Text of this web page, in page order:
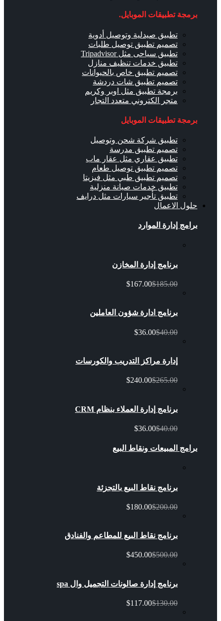
برمجة تطبيقات الموبايل.
تطبيق صيدلية وتوصيل أدوية
تصميم تطبيق توصيل طلبات
تطبيق سياحى مثل Tripadvisor
تطبيق خدمات تنظيف منازل
تصميم تطبيق خاص بالحيوانات
تصميم تطبيق شات دردشة
برمجة تطبيق مثل اوبر وكريم
متجر الكتروني متعدد التجار
برمجة تطبيقات الموبايل
تطبيق شركة شحن وتوصيل
تصميم تطبيق مدرسة
تطبيق عقاري مثل عقار ماب
تصميم تطبيق توصيل طعام
تصميم تطبيق طبي مثل فيزيتا
تطبيق خدمات صيانة منزلية
تطبيق تأجير سيارات مثل درايف
حلول الاعمال
برامج إدارة الموارد
برنامج إدارة المخازن
$167.00$185.00
برنامج ادارة شؤون العاملين
$36.00$40.00
إدارة مراكز التدريب والكورسات
$240.00$265.00
برنامج إدارة العملاء بنظام CRM
$36.00$40.00
برامج المبيعات ونقاط البيع
برنامج نقاط البيع بالتجزئة
$180.00$200.00
برنامج نقاط البيع للمطاعم والفنادق
$450.00$500.00
برنامج إدارة صالونات التجميل وال spa
$117.00$130.00